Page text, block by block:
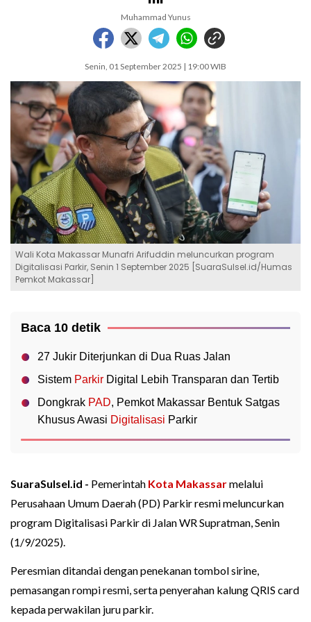
Muhammad Yunus
Senin, 01 September 2025 | 19:00 WIB
Wali Kota Makassar Munafri Arifuddin meluncurkan program
Digitalisasi Parkir, Senin 1 September 2025 [SuaraSulsel.id/Humas
Pemkot Makassar]
Baca 10 detik
27 Jukir Diterjunkan di Dua Ruas Jalan
Sistem Parkir Digital Lebih Transparan dan Tertib
Dongkrak PAD, Pemkot Makassar Bentuk Satgas
Khusus Awasi Digitalisasi Parkir
SuaraSulsel.id - Pemerintah Kota Makassarmelalui
Perusahaan Umum Daerah (PD) Parkir resmi meluncurkan
program Digitalisasi Parkir di Jalan WR Supratman, Senin
(1/9/2025).
Peresmian ditandai dengan penekanan tombol sirine,
pemasangan rompi resmi, serta penyerahan kalung QRIS card
kepada perwakilan juru parkir.